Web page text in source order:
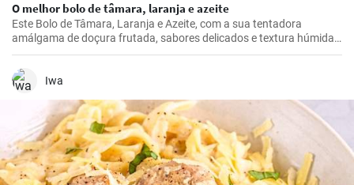
O melhor bolo de tâmara, laranja e azeite
Este Bolo de Tâmara, Laranja e Azeite, com a sua tentadora
amálgama de doçura frutada, sabores delicados e textura húmida,
nunca deixa de tornar qualquer ocasião extra especial.
Iwa